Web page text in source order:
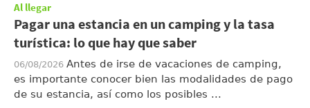
Al llegar
Pagar una estancia en un camping y la tasa
turística: lo que hay que saber
06/08/2026 Antes de irse de vacaciones de camping,
es importante conocer bien las modalidades de pago
de su estancia, así como los posibles ...